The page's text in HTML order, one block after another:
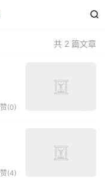

共 2 篇文章
赞(0)
赞(4)